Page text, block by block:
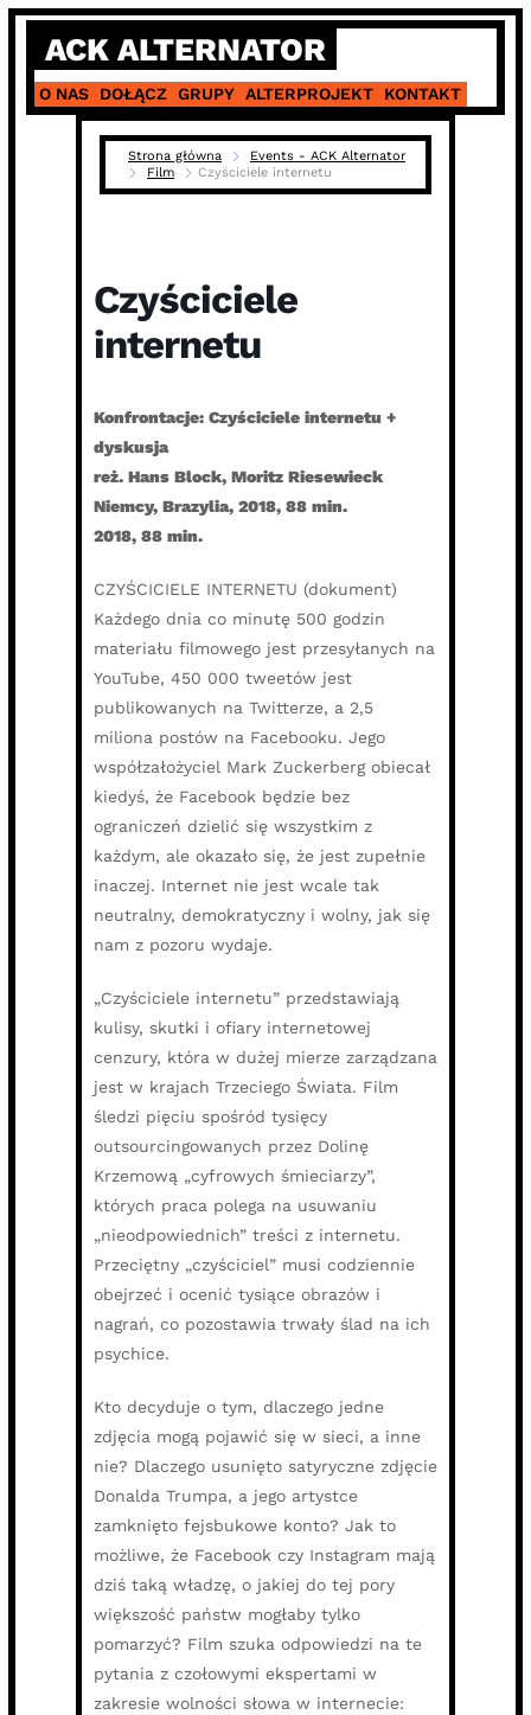
Skip
content
ACK ALTERNATOR
O NAS DOŁĄCZ GRUPY ALTERPROJEKT KONTAKT
Strona główna
Events - ACK Alternator
Film
Czyściciele internetu
Czyściciele
internetu
Konfrontacje: Czyściciele internetu +
dyskusja
reż. Hans Block, Moritz Riesewieck
Niemcy, Brazylia, 2018, 88 min.
2018, 88 min.
CZYŚCICIELE INTERNETU (dokument)
Każdego dnia co minutę 500 godzin
materiału filmowego jest przesyłanych na
YouTube, 450 000 tweetów jest
publikowanych na Twitterze, a 2,5
miliona postów na Facebooku. Jego
współzałożyciel Mark Zuckerberg obiecał
kiedyś, że Facebook będzie bez
ograniczeń dzielić się wszystkim z
każdym, ale okazało się, że jest zupełnie
inaczej. Internet nie jest wcale tak
neutralny, demokratyczny i wolny, jak się
nam z pozoru wydaje.
„Czyściciele internetu” przedstawiają
kulisy, skutki i ofiary internetowej
cenzury, która w dużej mierze zarządzana
jest w krajach Trzeciego Świata. Film
śledzi pięciu spośród tysięcy
outsourcingowanych przez Dolinę
Krzemową „cyfrowych śmieciarzy”,
których praca polega na usuwaniu
„nieodpowiednich” treści z internetu.
Przeciętny „czyściciel” musi codziennie
obejrzeć i ocenić tysiące obrazów i
nagrań, co pozostawia trwały ślad na ich
psychice.
Kto decyduje o tym, dlaczego jedne
zdjęcia mogą pojawić się w sieci, a inne
nie? Dlaczego usunięto satyryczne zdjęcie
Donalda Trumpa, a jego artystce
zamknięto fejsbukowe konto? Jak to
możliwe, że Facebook czy Instagram mają
dziś taką władzę, o jakiej do tej pory
większość państw mogłaby tylko
pomarzyć? Film szuka odpowiedzi na te
pytania z czołowymi ekspertami w
zakresie wolności słowa w internecie: